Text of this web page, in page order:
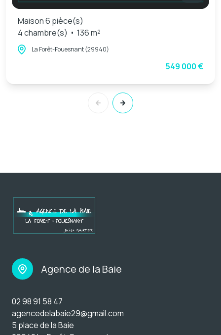
Maison 6 pièce(s)
4 chambre(s)
136 m²
La Forêt-Fouesnant (29940)
549 000 €
Agence de la Baie
02 98 91 58 47
agencedelabaie29@gmail.com
5 place de la Baie